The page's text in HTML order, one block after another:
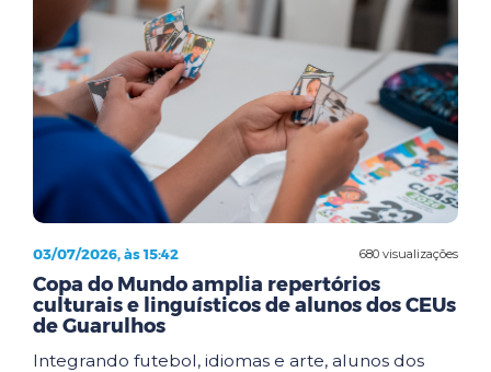
680 visualizações
03/07/2026, às 15:42
Copa do Mundo amplia repertórios
culturais e linguísticos de alunos dos CEUs
de Guarulhos
Integrando futebol, idiomas e arte, alunos dos